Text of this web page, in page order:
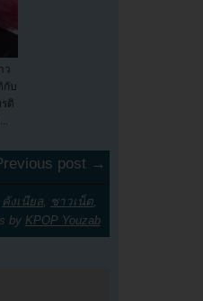
ว
กับ
ติ
post →
คังเนียล, ชาวเน็ต,
by KPOP Youzab